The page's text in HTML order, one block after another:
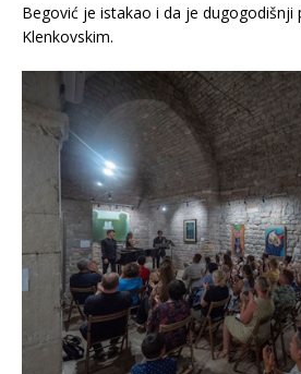
Begović je istakao i da je dugogodišnji
Klenkovskim.